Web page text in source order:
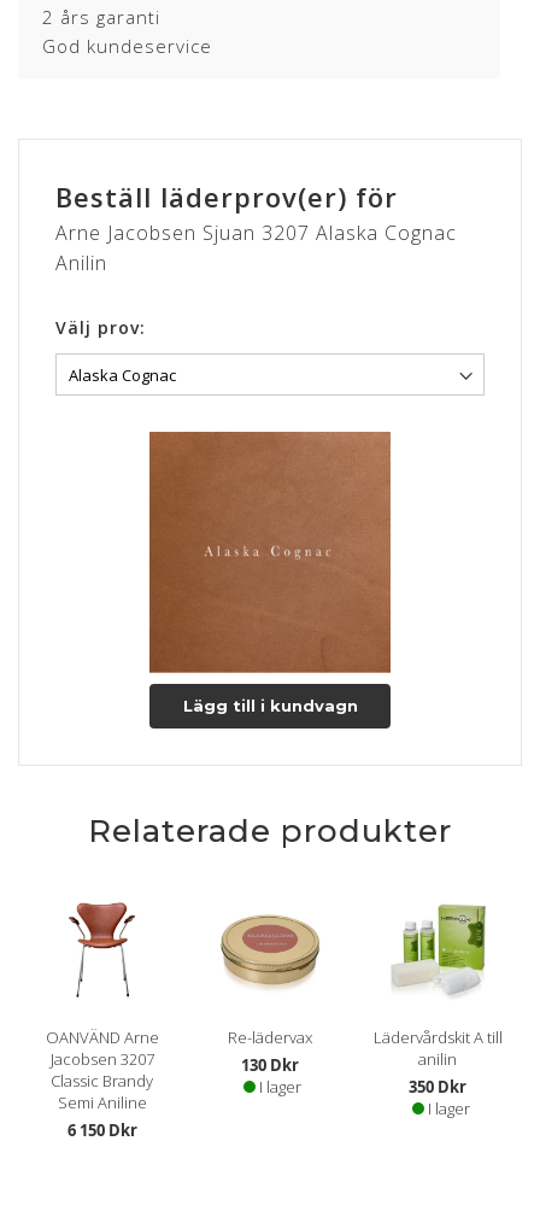
2 års garanti
God kundeservice
Beställ läderprov(er) för
Arne Jacobsen Sjuan 3207 Alaska Cognac
Anilin
Välj prov:
Lägg till i kundvagn
Relaterade produkter
OANVÄND Arne
Jacobsen 3207
Classic Brandy
Semi Aniline
6 150 Dkr
Re-lädervax
130 Dkr
I lager
Lädervårdskit A till
anilin
350 Dkr
I lager